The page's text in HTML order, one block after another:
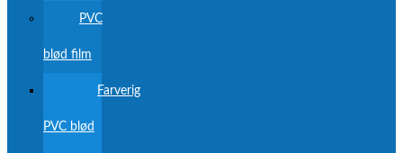
PVC
blød film
Farverig
PVC blød